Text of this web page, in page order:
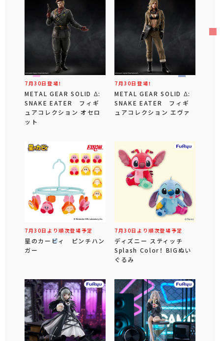
7月30日登場！
METAL GEAR SOLID Δ:
SNAKE EATER フィギ
ュアコレクション オセロ
ット
7月30日登場！
METAL GEAR SOLID Δ:
SNAKE EATER フィギ
ュアコレクション エヴァ
7月30日より順次登場予定
星のカービィ ピンチハン
ガー
7月30日より順次登場予定
ディズニー スティッチ
Splash Color！ BIGぬい
ぐるみ